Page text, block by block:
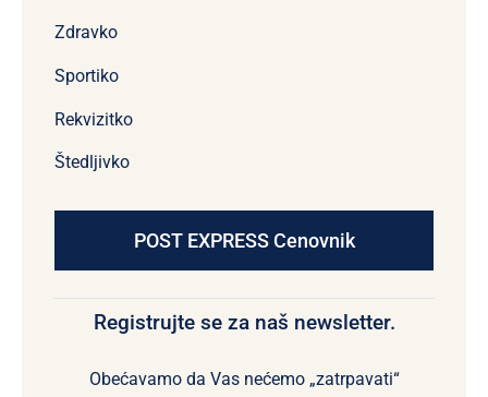
Zdravko
Sportiko
Rekvizitko
Štedljivko
POST EXPRESS Cenovnik
Registrujte se za naš newsletter.
Obećavamo da Vas nećemo „zatrpavati“